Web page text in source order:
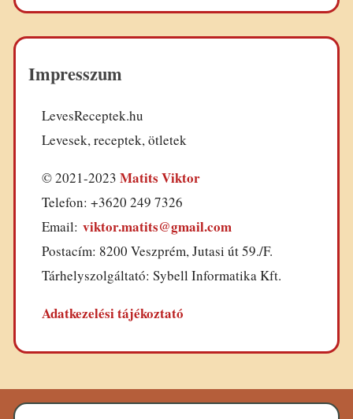
Impresszum
LevesReceptek.hu
Levesek, receptek, ötletek
© 2021-2023 Matits Viktor
Telefon: +3620 249 7326
Email: viktor.matits@gmail.com
Postacím: 8200 Veszprém, Jutasi út 59./F.
Tárhelyszolgáltató: Sybell Informatika Kft.
Adatkezelési tájékoztató